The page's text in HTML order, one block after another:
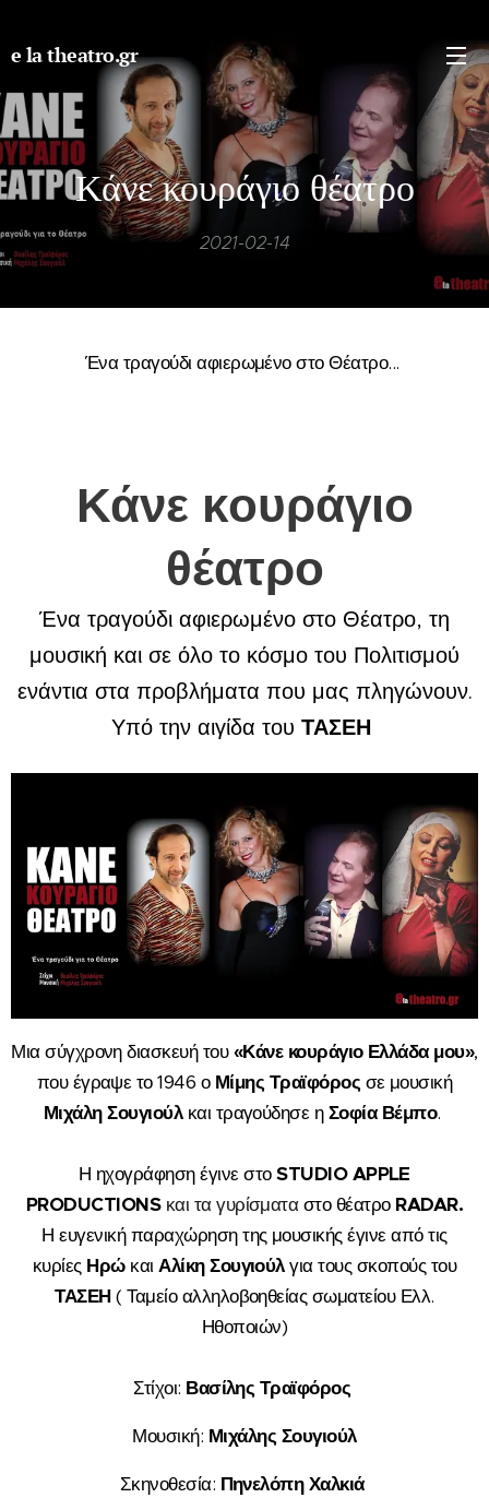
e la theatro.gr
Κάνε κουράγιο θέατρο
2021-02-14
Ένα τραγούδι αφιερωμένο στο Θέατρο...
Κάνε κουράγιο
θέατρο
Ένα τραγούδι αφιερωμένο στο Θέατρο, τη
μουσική και σε όλο το κόσμο του Πολιτισμού
ενάντια στα προβλήματα που μας πληγώνουν.
Υπό την αιγίδα του ΤΑΣΕΗ
Μια σύγχρονη διασκευή του«Κάνε κουράγιο Ελλάδα μου»,
που έγραψε το 1946 ο Μίμης Τραϊφόρος σε μουσική
Μιχάλη Σουγιούλκαι τραγούδησε ηΣοφία Βέμπο.
Η ηχογράφηση έγινε στοSTUDIO APPLE
PRODUCTIONS και τα γυρίσματαστο θέατρο RADAR.
Η ευγενική παραχώρηση της μουσικής έγινε από τις
κυρίες ΗρώκαιΑλίκη Σουγιούλγια τους σκοπούς του
ΤΑΣΕΗ( Ταμείο αλληλοβοηθείας σωματείου Ελλ.
Ηθοποιών)
Στίχοι: Βασίλης Τραϊφόρος
Μουσική: Μιχάλης Σουγιούλ
Σκηνοθεσία: Πηνελόπη Χαλκιά